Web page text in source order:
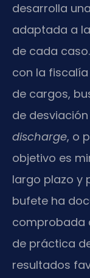
desarrolla
adaptada a
de cada
con la
de cargos,
de
discharge, o
objetivo es
largo plazo y
bufete ha
comprobada
de práctica
resultados